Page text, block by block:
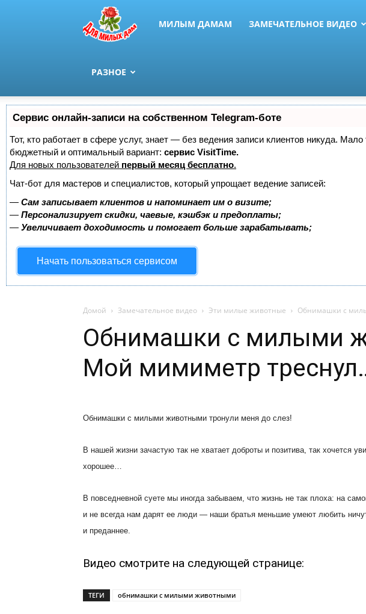
МИЛЫМ ДАМАМ ЗАМЕЧАТЕЛЬНОЕ ВИДЕО
РАЗНОЕ
Сервис онлайн-записи на собственном Telegram-боте
Тот, кто работает в сфере услуг, знает — без ведения записи клиентов никуда.
бюджетный и оптимальный вариант: сервис VisitTime.
Для новых пользователей первый месяц бесплатно.
Чат-бот для мастеров и специалистов, который упрощает ведение записей:
— Сам записывает клиентов и напоминает им о визите;
— Персонализирует скидки, чаевые, кэшбэк и предоплаты;
— Увеличивает доходимость и помогает больше зарабатывать;
Начать пользоваться сервисом
Домой Замечательное видео Эти милые животные Обнимашки с
Обнимашки с милыми
Мой мимиметр
Обнимашки с милыми животными тронули меня до слез!
В нашей жизни зачастую так не хватает доброты и позитива, так хочется
хорошее…
В повседневной суете мы иногда забываем, что жизнь не так плоха: на
и не всегда нам дарят ее люди — наши братья меньшие умеют любить
и преданнее.
Видео смотрите на следующей странице:
ТЕГИ обнимашки с милыми животными